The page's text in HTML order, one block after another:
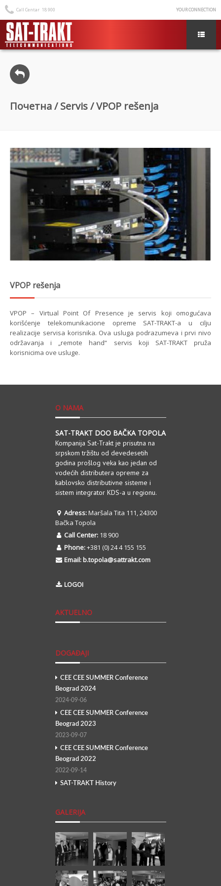
Call Centar 18 900 YOUR CONNECTION
Почетна/Servis/ VPOP rešenja
VPOP rešenja
VPOP – Virtual Point Of Presence je servis koji omogućava
korišćenje telekomunikacione opreme SAT-TRAKT-a u cilju
realizacije servisa korisnika. Ova usluga podrazumeva i prvi nivo
održavanja i „remote hand“ servis koji SAT-TRAKT pruža
korisnicima ove usluge.
O NAMA
SAT-TRAKT DOO BAČKA TOPOLA
Kompanija Sat-Trakt je prisutna na
srpskom tržištu od devedesetih
godina prošlog veka kao jedan od
vodećih distributera opreme za
kablovsko distributivne sisteme i
sistem integrator KDS-a u regionu.
Adress:Maršala Tita 111, 24300
Bačka Topola
Call Center: 18 900
Phone:+381 (0) 24 4 155 155
Email:b.topola@sattrakt.com
LOGOI
AKTUELNO
DOGAĐAJI
CEE CEE SUMMER Conference
Beograd 2024
2024-09-06
CEE CEE SUMMER Conference
Beograd 2023
2023-09-07
CEE CEE SUMMER Conference
Beograd 2022
2022-09-14
SAT-TRAKT History
GALERIJA